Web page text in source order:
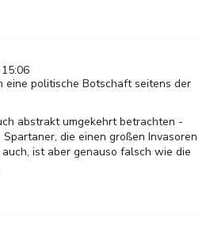
eine politische Botschaft seitens der
abstrakt umgekehrt betrachten -
die einen großen Invasoren
ist aber genauso falsch wie die